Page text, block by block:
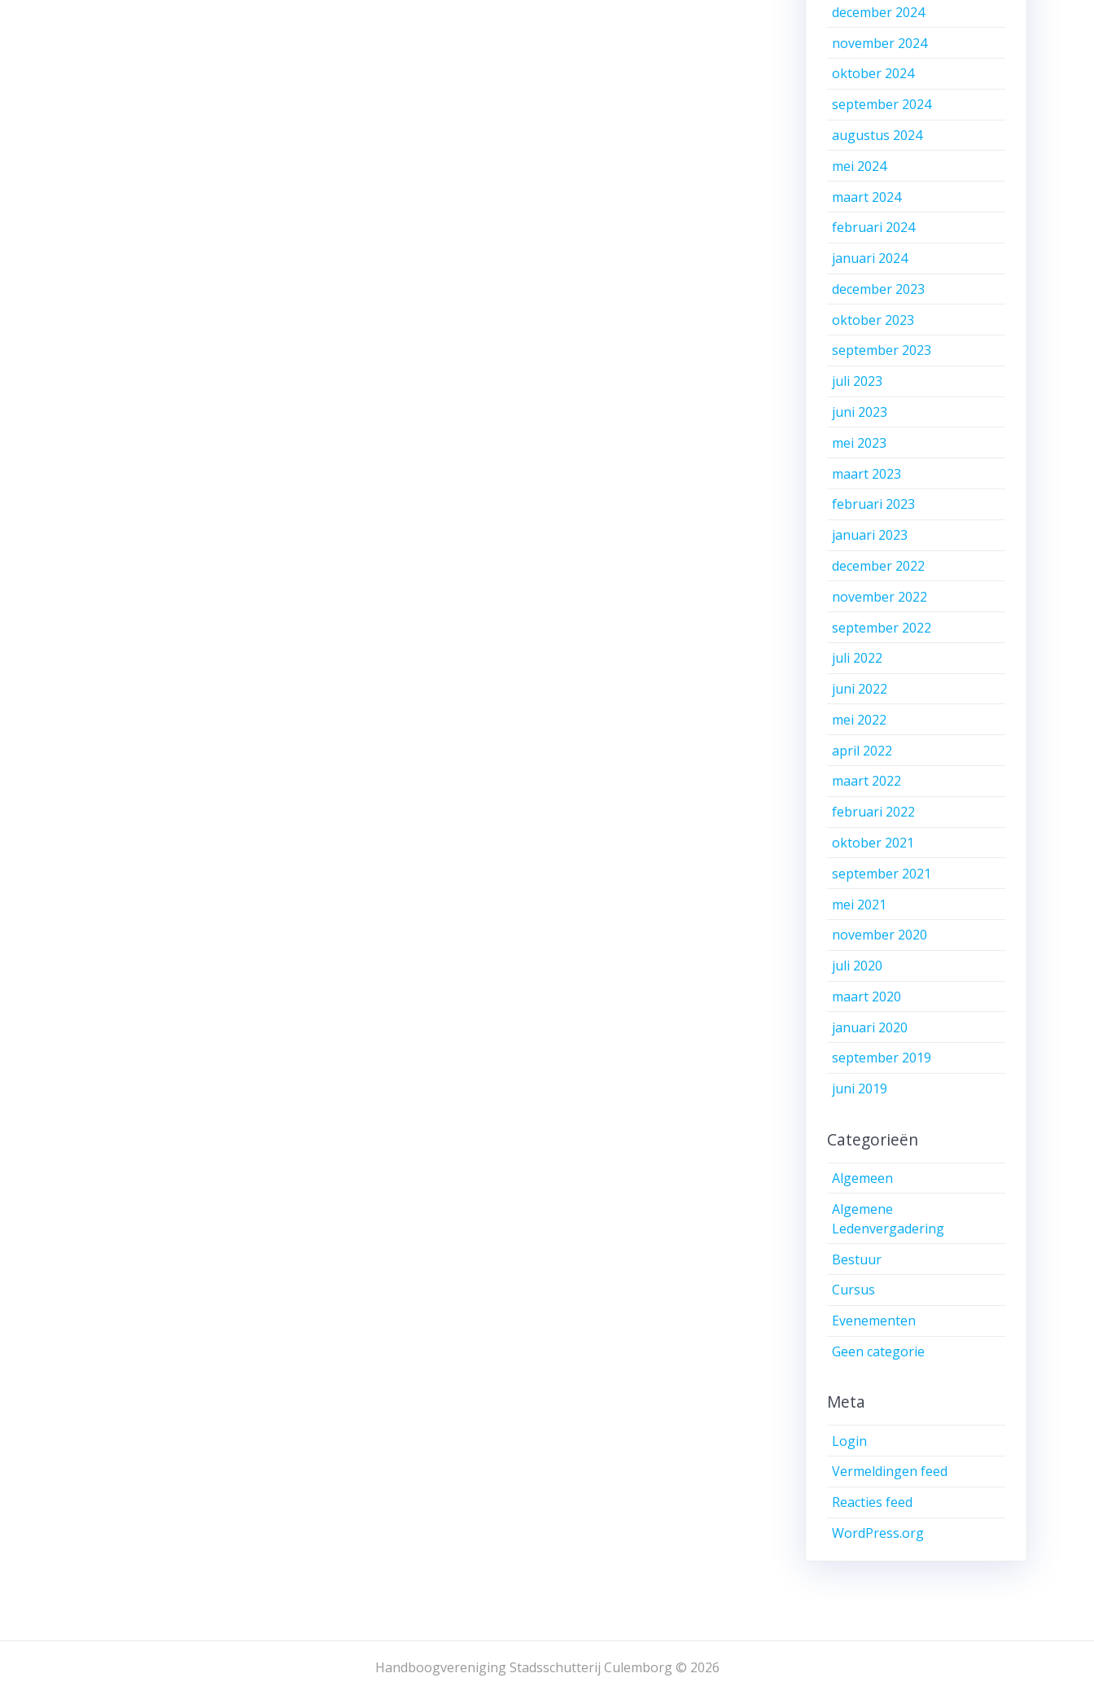
december 2024
november 2024
oktober 2024
september 2024
augustus 2024
mei 2024
maart 2024
februari 2024
januari 2024
december 2023
oktober 2023
september 2023
juli 2023
juni 2023
mei 2023
maart 2023
februari 2023
januari 2023
december 2022
november 2022
september 2022
juli 2022
juni 2022
mei 2022
april 2022
maart 2022
februari 2022
oktober 2021
september 2021
mei 2021
november 2020
juli 2020
maart 2020
januari 2020
september 2019
juni 2019
Categorieën
Algemeen
Algemene
Ledenvergadering
Bestuur
Cursus
Evenementen
Geen categorie
Meta
Login
Vermeldingen feed
Reacties feed
WordPress.org
Handboogvereniging Stadsschutterij Culemborg © 2026